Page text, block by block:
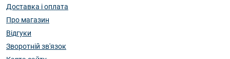
Доставка і оплата
Про магазин
Відгуки
Зворотній зв'язок